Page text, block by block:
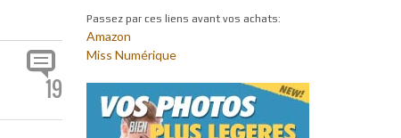
19
Passez par ces liens avant vos achats:
Amazon
Miss Numérique